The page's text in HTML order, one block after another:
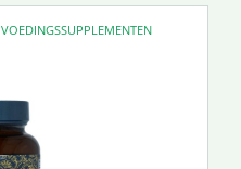
VOEDINGSSUPPLEMENTEN